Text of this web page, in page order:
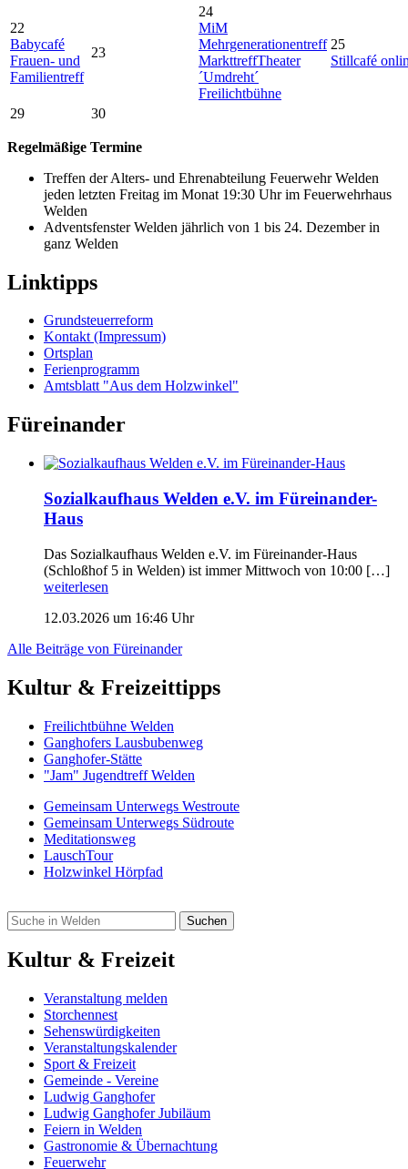
22
Babycafé
Frauen- und
Familientreff
23
24
MiM
Mehrgenerationentreff
MarkttreffTheater
´Umdreht´
Freilichtbühne
25
Stillcafé
29 30
Regelmäßige Termine
Treffen der Alters- und Ehrenabteilung Feuerwehr Welden
jeden letzten Freitag im Monat 19:30 Uhr im Feuerwehrhaus
Welden
Adventsfenster Welden jährlich von 1 bis 24. Dezember in
ganz Welden
Linktipps
Grundsteuerreform
Kontakt (Impressum)
Ortsplan
Ferienprogramm
Amtsblatt "Aus dem Holzwinkel"
Füreinander
Sozialkaufhaus Welden e.V. im Füreinander-
Haus
Das Sozialkaufhaus Welden e.V. im Füreinander-Haus
(Schloßhof 5 in Welden) ist immer Mittwoch von 10:00 […]
weiterlesen
12.03.2026 um 16:46 Uhr
Alle Beiträge von Füreinander
Kultur & Freizeittipps
Freilicht­bühne Welden
Ganghofers Lausbubenweg
Ganghofer-Stätte
"Jam" Jugendtreff Welden
Gemeinsam Unterwegs Westroute
Gemeinsam Unterwegs Südroute
Meditationsweg
LauschTour
Holzwinkel Hörpfad
Kultur & Freizeit
Veranstaltung melden
Storchennest
Sehenswürdigkeiten
Veranstaltungskalender
Sport & Freizeit
Gemeinde - Vereine
Ludwig Ganghofer
Ludwig Ganghofer Jubiläum
Feiern in Welden
Gastronomie & Übernachtung
Feuerwehr